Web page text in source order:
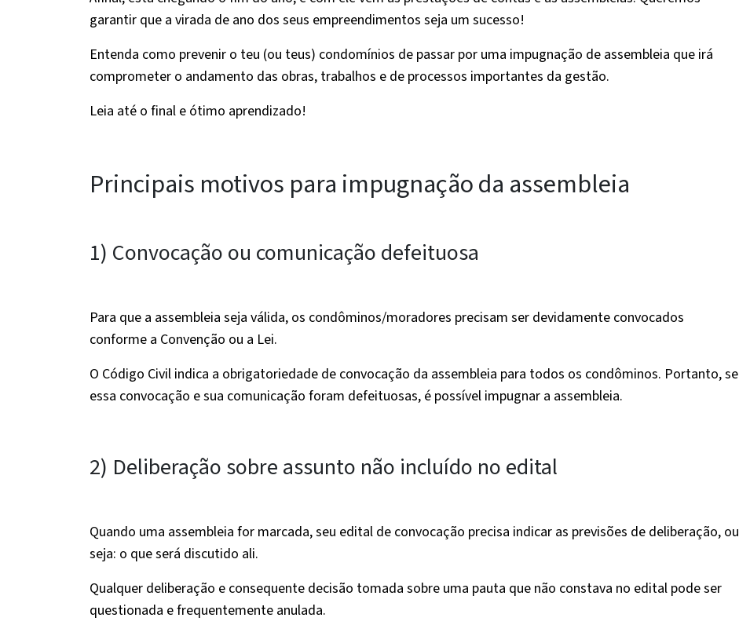
garantir que a virada de ano dos seus empreendimentos seja um sucesso!
Entenda como prevenir o teu (ou teus) condomínios de passar por uma impugnação de assembleia que irá
comprometer o andamento das obras, trabalhos e de processos importantes da gestão.
Leia até o final e ótimo aprendizado!
Principais motivos para impugnação da assembleia
1) Convocação ou comunicação defeituosa
Para que a assembleia seja válida, os condôminos/moradores precisam ser devidamente convocados
conforme a Convenção ou a Lei.
O Código Civil indica a obrigatoriedade de convocação da assembleia para todos os condôminos. Portanto, se
essa convocação e sua comunicação foram defeituosas, é possível impugnar a assembleia.
2) Deliberação sobre assunto não incluído no edital
Quando uma assembleia for marcada, seu edital de convocação precisa indicar as previsões de deliberação, ou
seja: o que será discutido ali.
Qualquer deliberação e consequente decisão tomada sobre uma pauta que não constava no edital pode ser
questionada e frequentemente anulada.